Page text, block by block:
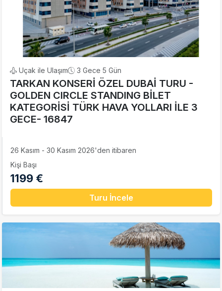
Uçak ile Ulaşım 3 Gece 5 Gün
TARKAN KONSERİ ÖZEL DUBAİ TURU -
GOLDEN CIRCLE STANDING BİLET
KATEGORİSİ TÜRK HAVA YOLLARI İLE 3
GECE- 16847
26 Kasım - 30 Kasım 2026'den itibaren
Kişi Başı
1199 €
Turu İncele